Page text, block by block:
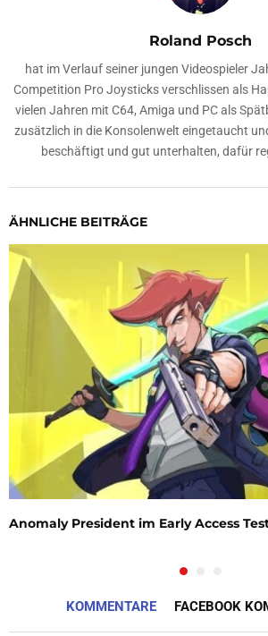
Roland Posch
hat im Verlauf seiner jungen Videospieler
Competition Pro Joysticks verschlissen als
vielen Jahren mit C64, Amiga und PC als
zusätzlich in die Konsolenwelt eingetaucht
beschäftigt und gut unterhalten, dafür
ÄHNLICHE BEITRÄGE
Anomaly President im Early Access
KOMMENTARE FACEBOOK